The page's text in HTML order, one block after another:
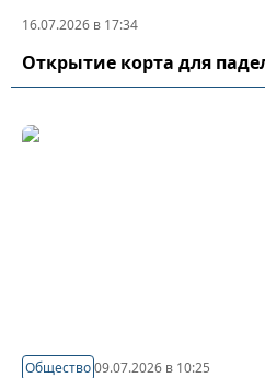
16.07.2026 в 17:34
Открытие корта для
Общество09.07.2026 в 10:25